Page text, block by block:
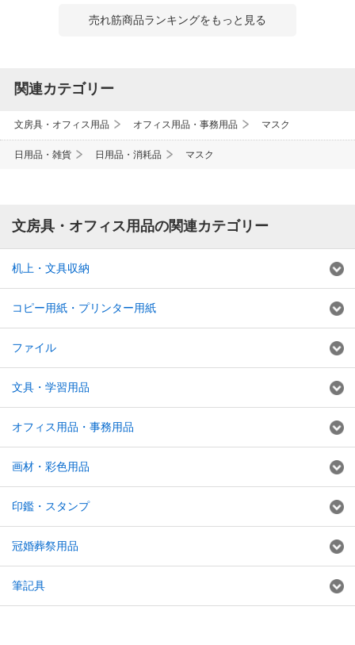
売れ筋商品ランキングをもっと見る
関連カテゴリー
文房具・オフィス用品 オフィス用品・事務用品 マスク
日用品・雑貨 日用品・消耗品 マスク
文房具・オフィス用品の関連カテゴリー
机上・文具収納
コピー用紙・プリンター用紙
ファイル
文具・学習用品
オフィス用品・事務用品
画材・彩色用品
印鑑・スタンプ
冠婚葬祭用品
筆記具